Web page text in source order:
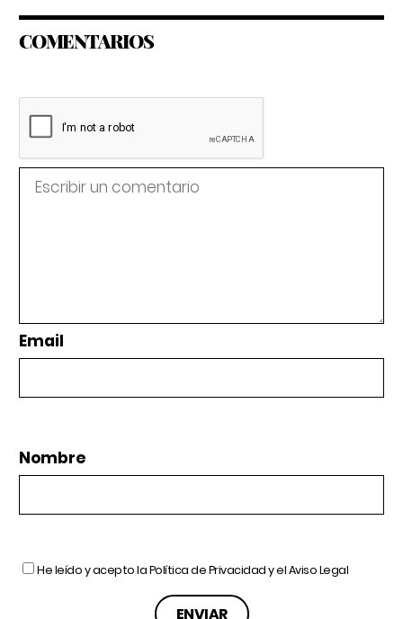
COMENTARIOS
Email
Nombre
He leído y acepto laPolítica de Privacidady elAviso Legal